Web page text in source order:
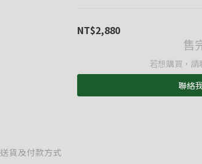
NT$2,880
售
若想購買，請
聯絡
送貨及付款方式